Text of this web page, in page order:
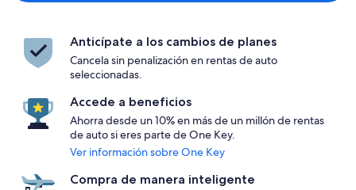
Anticípate a los cambios de planes
Cancela sin penalización en rentas de auto
seleccionadas.
Accede a beneficios
Ahorra desde un 10% en más de un millón de rentas
de auto si eres parte de One Key.
Ver información sobre One Key
Compra de manera inteligente